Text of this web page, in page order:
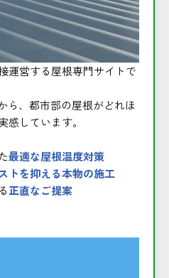
運営する屋根専門サイトで
ら、都市部の屋根がどれほ
感しています。
最適な屋根温度対策
トを抑える本物の施工
正直なご提案